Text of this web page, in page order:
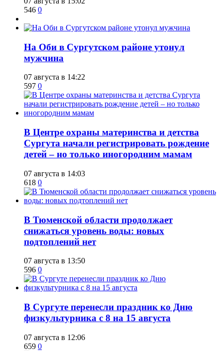
546 0
​На Оби в Сургутском районе утонул
мужчина
07 августа в 14:22
597 0
​В Центре охраны материнства и детства
Сургута начали регистрировать рождение
детей – но только иногородним мамам
07 августа в 14:03
618 0
​В Тюменской области продолжает
снижаться уровень воды: новых
подтоплений нет
07 августа в 13:50
596 0
​В Сургуте перенесли праздник ко Дню
физкультурника с 8 на 15 августа
07 августа в 12:06
659 0